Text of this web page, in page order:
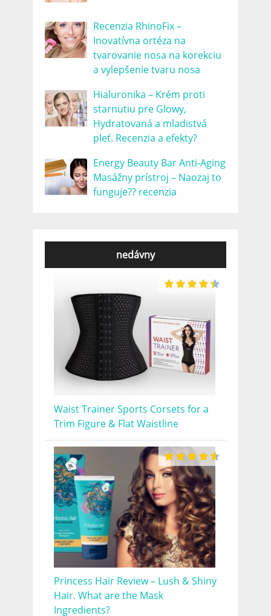
Recenzia RhinoFix –
Inovatívna ortéza na
tvarovanie nosa na korekciu
a vylepšenie tvaru nosa
Hialuronika – Krém proti
starnutiu pre Glowy,
Hydratovaná a mladistvá
pleť. Recenzia a efekty?
Energy Beauty Bar Anti-Aging
Masážny prístroj – Naozaj to
funguje?? recenzia
nedávny
Waist Trainer Sports Corsets for a
Trim Figure & Flat Waistline
Princess Hair Review – Lush & Shiny
Hair. What are the Mask
Ingredients?